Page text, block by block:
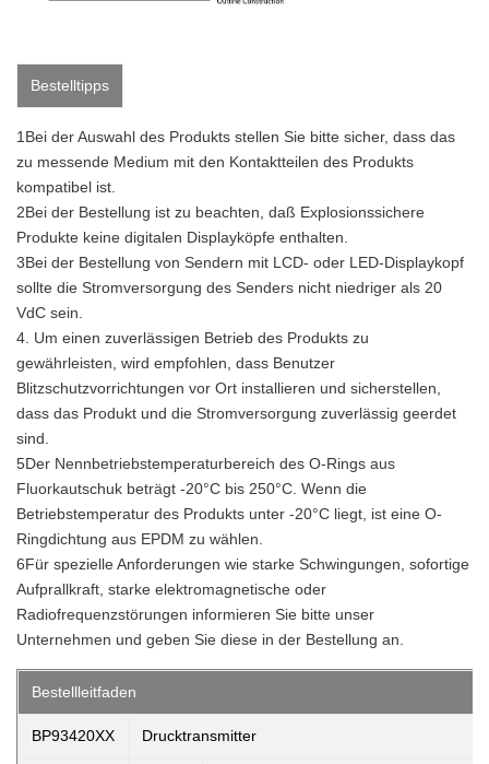
Bestelltipps
1Bei der Auswahl des Produkts stellen Sie bitte sicher, dass das
zu messende Medium mit den Kontaktteilen des Produkts
kompatibel ist.
2Bei der Bestellung ist zu beachten, daß Explosionssichere
Produkte keine digitalen Displayköpfe enthalten.
3Bei der Bestellung von Sendern mit LCD- oder LED-Displaykopf
sollte die Stromversorgung des Senders nicht niedriger als 20
VdC sein.
4. Um einen zuverlässigen Betrieb des Produkts zu
gewährleisten, wird empfohlen, dass Benutzer
Blitzschutzvorrichtungen vor Ort installieren und sicherstellen,
dass das Produkt und die Stromversorgung zuverlässig geerdet
sind.
5Der Nennbetriebstemperaturbereich des O-Rings aus
Fluorkautschuk beträgt -20°C bis 250°C. Wenn die
Betriebstemperatur des Produkts unter -20°C liegt, ist eine O-
Ringdichtung aus EPDM zu wählen.
6Für spezielle Anforderungen wie starke Schwingungen, sofortige
Aufprallkraft, starke elektromagnetische oder
Radiofrequenzstörungen informieren Sie bitte unser
Unternehmen und geben Sie diese in der Bestellung an.
Bestellleitfaden
BP93420XX Drucktransmitter